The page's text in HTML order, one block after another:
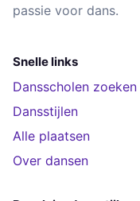
passie voor dans.
Snelle links
Dansscholen zoeken
Dansstijlen
Alle plaatsen
Over dansen